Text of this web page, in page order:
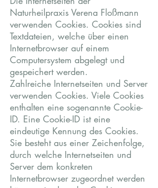
Naturheilpraxis Verena Floßmann
verwenden Cookies. Cookies sind
Textdateien, welche über einen
Internetbrowser auf einem
Computersystem abgelegt und
gespeichert werden.
Zahlreiche Internetseiten und Server
verwenden Cookies. Viele Cookies
enthalten eine sogenannte Cookie-
ID. Eine Cookie-ID ist eine
eindeutige Kennung des Cookies.
Sie besteht aus einer Zeichenfolge,
durch welche Internetseiten und
Server dem konkreten
Internetbrowser zugeordnet werden